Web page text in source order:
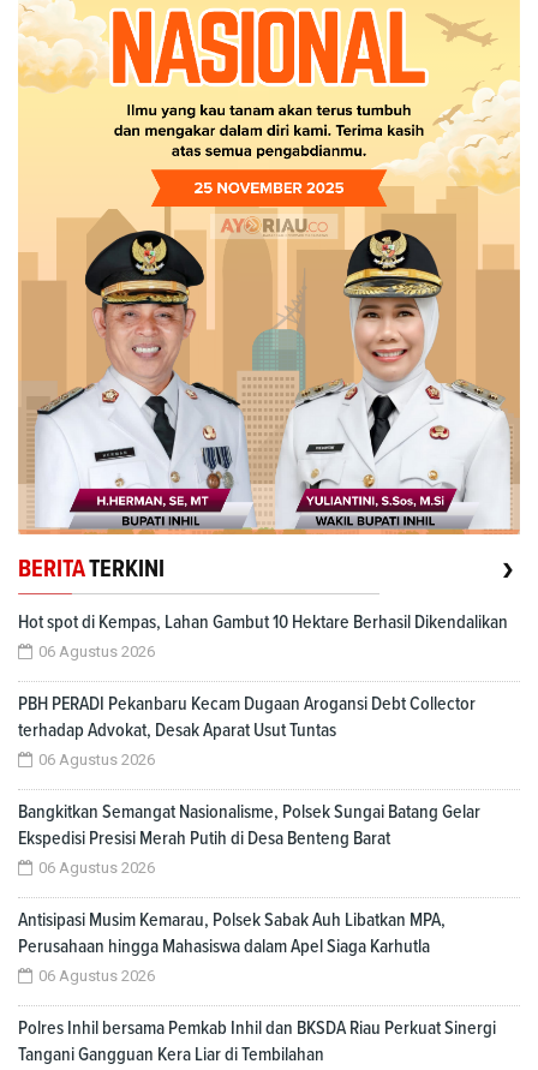
BERITATERKINI ›
Hot spot di Kempas, Lahan Gambut 10 Hektare Berhasil Dikendalikan
06 Agustus 2026
PBH PERADI Pekanbaru Kecam Dugaan Arogansi Debt Collector
terhadap Advokat, Desak Aparat Usut Tuntas
06 Agustus 2026
Bangkitkan Semangat Nasionalisme, Polsek Sungai Batang Gelar
Ekspedisi Presisi Merah Putih di Desa Benteng Barat
06 Agustus 2026
Antisipasi Musim Kemarau, Polsek Sabak Auh Libatkan MPA,
Perusahaan hingga Mahasiswa dalam Apel Siaga Karhutla
06 Agustus 2026
Polres Inhil bersama Pemkab Inhil dan BKSDA Riau Perkuat Sinergi
Tangani Gangguan Kera Liar di Tembilahan